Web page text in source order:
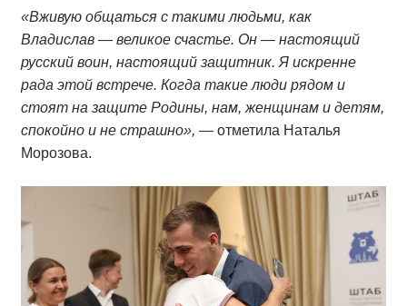
«Вживую общаться с такими людьми, как
Владислав — великое счастье. Он — настоящий
русский воин, настоящий защитник. Я искренне
рада этой встрече. Когда такие люди рядом и
стоят на защите Родины, нам, женщинам и детям,
спокойно и не страшно», — отметила Наталья
Морозова.